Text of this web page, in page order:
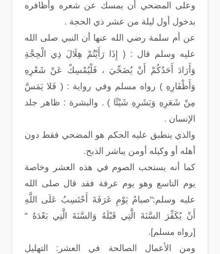
وعلى المضحي أن يمسك عن شعره وأظافره
بدخول أول ليلة من عشر ذي الحجة .
عن أم سلمة رضي الله عنها أن النبي صلى الله
عليه وسلم قال : ( إِذَا رَأَيْتُمْ هِلَالَ ذِي الْحِجَّةِ
وَأَرَادَ أَحَدُكُمْ أَنْ يُضَحِّيَ ، فَلْيُمْسِكْ عَنْ شَعْرِهِ
وَأَظْفَارِهِ ) رواه مسلم وفي رواية : ( فَلا يَمَسَّ
مِنْ شَعَرِهِ وَبَشَرِهِ شَيْئًا ) . والبشرة : ظاهر جلد
الإنسان .
والذي ينطبق عليه الحكم هو المضحي فقط دون
أهله أو وكيله أومن يباشر الذبح.
كما أنه يستحب الصوم في هذه العشر وخاصة
يوم التاسع وهو يوم عرفة فقد قال صلى الله
عليه وسلم:"صيامُ يَوْمِ عَرَفَةَ أَحْتَسِبُ عَلَى اللَّهِ
أَنْ يُكَفِّرَ السَّنَةَ الَّتِي قَبْلَهُ وَالسَّنَةَ الَّتِي بَعْدَهُ "
[رواه مسلم].
ومن الأعمال الصالحة في العشر: التهليل